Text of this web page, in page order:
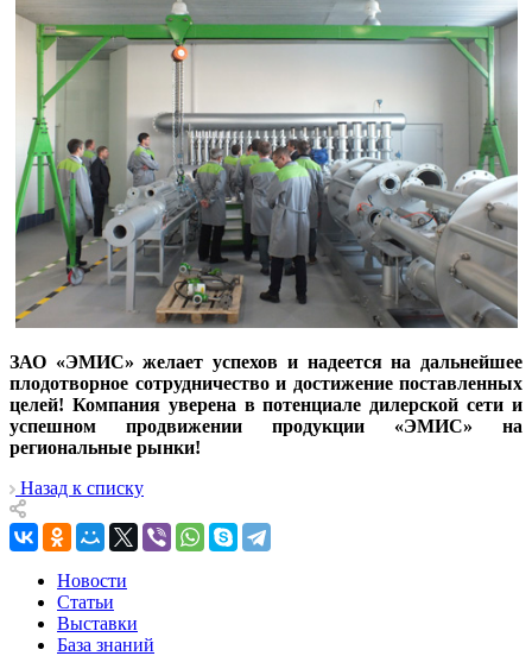
ЗАО «ЭМИС» желает успехов и надеется на дальнейшее
плодотворное сотрудничество и достижение поставленных
целей! Компания уверена в потенциале дилерской сети и
успешном продвижении продукции «ЭМИС» на
региональные рынки!
Назад к списку
Новости
Статьи
Выставки
База знаний